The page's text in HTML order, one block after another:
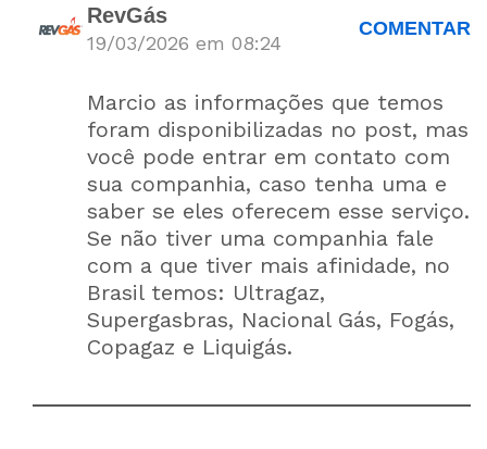
RevGás
19/03/2026 em 08:24
COMENTAR
Marcio as informações que temos
foram disponibilizadas no post, mas
você pode entrar em contato com
sua companhia, caso tenha uma e
saber se eles oferecem esse serviço.
Se não tiver uma companhia fale
com a que tiver mais afinidade, no
Brasil temos: Ultragaz,
Supergasbras, Nacional Gás, Fogás,
Copagaz e Liquigás.